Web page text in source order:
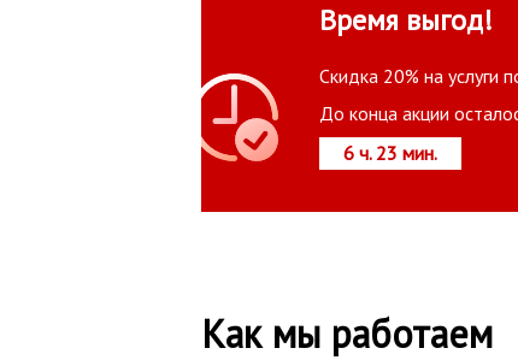
Время выгод!
Скидка 20% на услуги
До конца акции
6 ч. 23 мин.
Как мы работаем